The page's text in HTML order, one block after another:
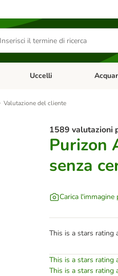
e antiparassitari
Apri Menu Categoria: Piccoli
Uccelli Apri
Valutazione del cliente
1589 valutazioni
Purizon
senza
Carica
This is a stars rating
This is a stars rating
This is a stars rating